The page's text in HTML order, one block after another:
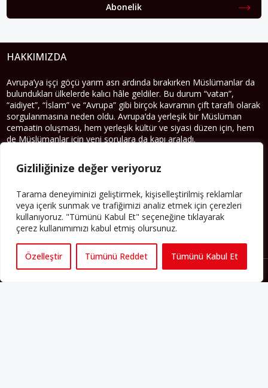
Gizliliğinize değer veriyoruz
Tarama deneyiminizi geliştirmek, kişiselleştirilmiş reklamlar
veya içerik sunmak ve trafiğimizi analiz etmek için çerezleri
kullanıyoruz. "Tümünü Kabul Et" seçeneğine tıklayarak
çerez kullanımımızı kabul etmiş olursunuz.
Özelleştir Tümünü Reddet Tümünü Kabul Et
Abonelik
HAKKIMIZDA
Avrupa’ya işçi göçü yarım asrı ardında bırakırken Müslümanlar da
bulundukları ülkelerde kalıcı hâle geldiler. Bu durum “vatan”,
“aidiyet”, “İslam” ve “Avrupa” gibi birçok kavramın çift taraflı olarak
sorgulanmasına neden oldu. Avrupa’da yerleşik bir Müslüman
cemaatin oluşması, hem yerleşik kültür ve siyasi düzen için, hem
de Müslümanlar için yeni sorulara da kapı araladı.
PERSPEKTIF’I SOSYAL MEDYADA TAKIP EDEBILIRSINIZ